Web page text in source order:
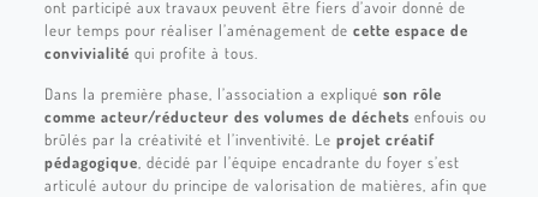
ont participé aux travaux peuvent être fiers d’avoir donné de
leur temps pour réaliser l’aménagement de cette espace de
convivialité qui profite à tous.
Dans la première phase, l’association a expliqué son rôle
comme acteur/réducteur des volumes de déchets enfouis ou
brûlés par la créativité et l’inventivité. Le projet créatif
pédagogique , décidé par l’équipe encadrante du foyer s’est
articulé autour du principe de valorisation de matières, afin que